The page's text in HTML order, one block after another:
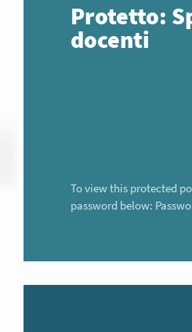
Protetto:
docenti
To view this protected
password below: